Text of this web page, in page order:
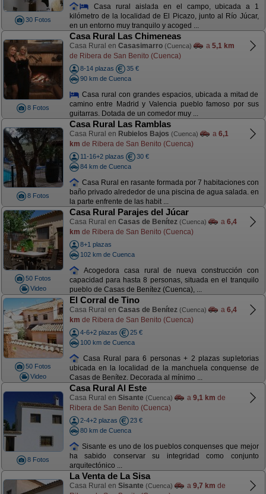
30 Fotos
Casa rural aislada en el campo, ubicada a 1
kilómetro de la localidad de El Picazo, junto al Río Júcar,
en un entorno muy tranquilo y acoged ...
8 Fotos
Casa Rural Las Chimeneas
Casa Rural en Casasimarro (Cuenca) a 5,1 km
de Ribera de San Benito (Cuenca)
8-14 plazas
35 €
90 km de Cuenca
Casa rural con grandes espacios, ubicada a mitad de
camino entre Madrid y Valencia pueblo famoso por sus
guitarras. Dotada de un comedor muy ...
8 Fotos
Casa Rural Las Ramblas
Casa Rural en Rubielos Bajos (Cuenca) a 6,1
km de Ribera de San Benito (Cuenca)
11-16+2 plazas
30 €
84 km de Cuenca
Casa Rural en rasante formada por 7 habitaciones con
baño privado alrededor de una piscina de agua salada. en
la parte enfrente de las habit ...
50 Fotos
Video
Casa Rural Parajes del Júcar
Casa Rural en Casas de Benítez (Cuenca) a 6,4
km de Ribera de San Benito (Cuenca)
8+1 plazas
102 km de Cuenca
Acogedora casa rural de nueva construcción con
capacidad para hasta 8 personas, situada en el tranquilo
pueblo de Casas de Benítez (Cuenca), ...
50 Fotos
Video
El Corral de Tino
Casa Rural en Casas de Benítez (Cuenca) a 6,4
km de Ribera de San Benito (Cuenca)
4-6+2 plazas
25 €
100 km de Cuenca
Casa Rural para 6 personas + 2 plazas supletorias
ubicada en la localidad de la manchuela conquense de
Casas de Benítez. Decorada al mínimo ...
8 Fotos
Casa Rural Al Este
Casa Rural en Sisante (Cuenca) a 9,1 km de
Ribera de San Benito (Cuenca)
2-4+2 plazas
23 €
80 km de Cuenca
Sisante es uno de los pueblos conquenses que mejor
ha sabido conservar su integridad como conjunto
arquitectónico ...
La Venta de La Sisa
Casa Rural en Sisante (Cuenca) a 9,7 km de